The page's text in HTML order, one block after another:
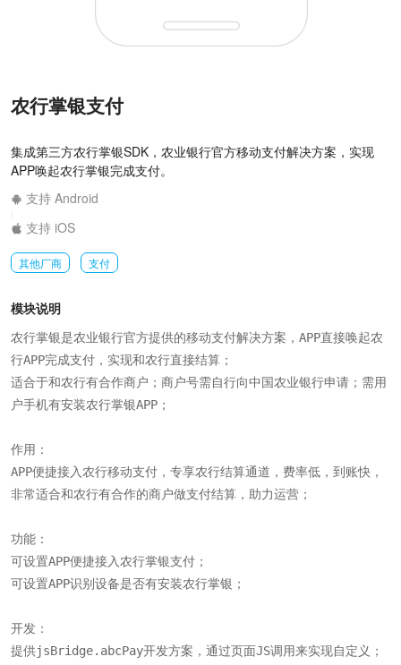
农行掌银支付
集成第三方农行掌银SDK，农业银行官方移动支付解决方案，实现
APP唤起农行掌银完成支付。
支持 Android
支持 iOS
其他厂商 支付
模块说明
农行掌银是农业银行官方提供的移动支付解决方案，APP直接唤起农
行APP完成支付，实现和农行直接结算；
适合于和农行有合作商户；商户号需自行向中国农业银行申请；需用
户手机有安装农行掌银APP；
作用：
APP便捷接入农行移动支付，专享农行结算通道，费率低，到账快，
非常适合和农行有合作的商户做支付结算，助力运营；
功能：
可设置APP便捷接入农行掌银支付；
可设置APP识别设备是否有安装农行掌银；
开发：
提供jsBridge.abcPay开发方案，通过页面JS调用来实现自定义；